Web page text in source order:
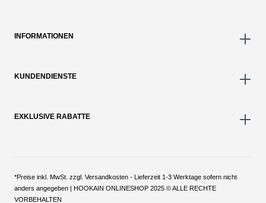
INFORMATIONEN
KUNDENDIENSTE
EXKLUSIVE RABATTE
*Preise inkl. MwSt. zzgl. Versandkosten - Lieferzeit 1-3 Werktage sofern nicht
anders angegeben | HOOKAIN ONLINESHOP 2025 © ALLE RECHTE
VORBEHALTEN